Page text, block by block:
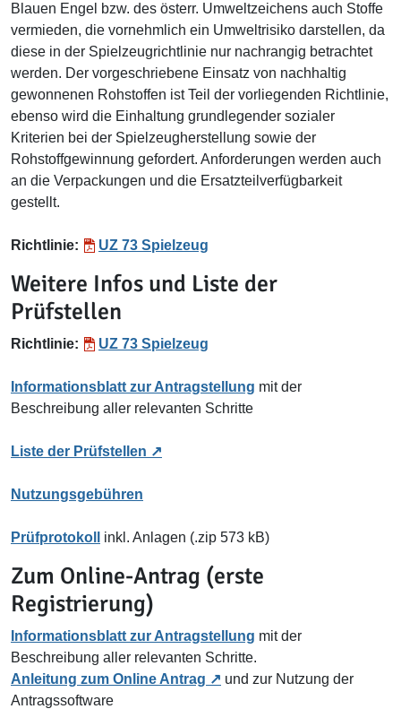
Blauen Engel bzw. des österr. Umweltzeichens auch Stoffe
vermieden, die vornehmlich ein Umweltrisiko darstellen, da
diese in der Spielzeugrichtlinie nur nachrangig betrachtet
werden. Der vorgeschriebene Einsatz von nachhaltig
gewonnenen Rohstoffen ist Teil der vorliegenden Richtlinie,
ebenso wird die Einhaltung grundlegender sozialer
Kriterien bei der Spielzeugherstellung sowie der
Rohstoffgewinnung gefordert. Anforderungen werden auch
an die Verpackungen und die Ersatzteilverfügbarkeit
gestellt.
Richtlinie: UZ 73 Spielzeug
Weitere Infos und Liste der
Prüfstellen
Richtlinie: UZ 73 Spielzeug
Informationsblatt zur Antragstellung mit der
Beschreibung aller relevanten Schritte
Liste der Prüfstellen
Nutzungsgebühren
Prüfprotokoll inkl. Anlagen (.zip 573 kB)
Zum Online-Antrag (erste
Registrierung)
Informationsblatt zur Antragstellung mit der
Beschreibung aller relevanten Schritte.
Anleitung zum Online Antrag
und zur Nutzung der
Antragssoftware